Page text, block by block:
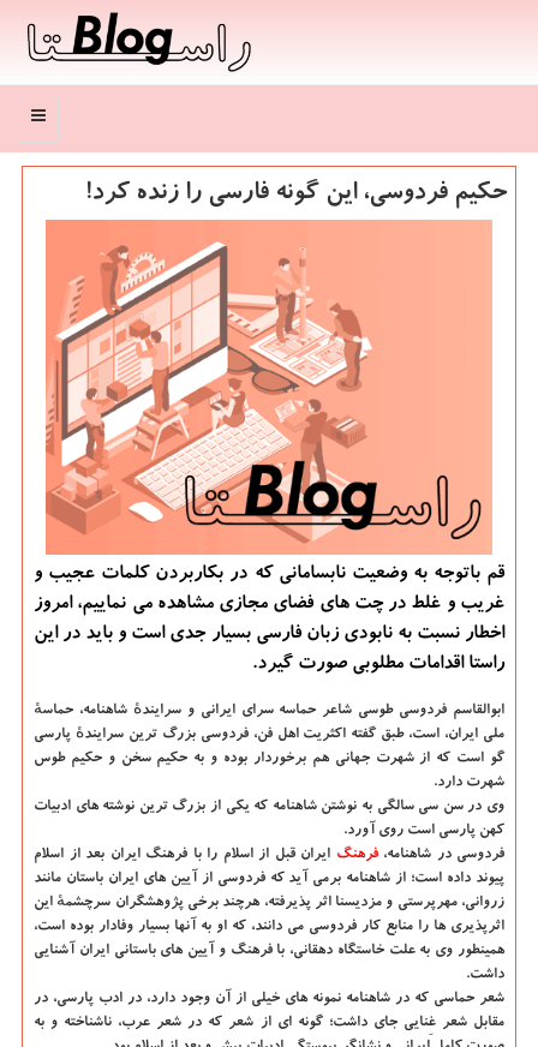
منو
حکیم فردوسی، این گونه فارسی را زنده کرد!
قم باتوجه به وضعیت نابسامانی که در بکاربردن کلمات عجیب و
غریب و غلط در چت های فضای مجازی مشاهده می نماییم، امروز
اخطار نسبت به نابودی زبان فارسی بسیار جدی است و باید در این
راستا اقدامات مطلوبی صورت گیرد.
ابوالقاسم فردوسی طوسی شاعر حماسه سرای ایرانی و سرایندهٔ شاهنامه، حماسهٔ
ملی ایران، است، طبق گفته اکثریت اهل فن، فردوسی بزرگ ترین سرایندهٔ پارسی
گو است که از شهرت جهانی هم برخوردار بوده و به حکیم سخن و حکیم طوس
شهرت دارد.
وی در سن سی سالگی به نوشتن شاهنامه که یکی از بزرگ ترین نوشته های ادبیات
کهن پارسی است روی آورد.
فردوسی در شاهنامه،فرهنگ ایران قبل از اسلام را با فرهنگ ایران بعد از اسلام
پیوند داده است؛ از شاهنامه برمی آید که فردوسی از آیین های ایران باستان مانند
زروانی، مهرپرستی و مزدیسنا اثر پذیرفته، هرچند برخی پژوهشگران سرچشمهٔ این
اثرپذیری ها را منابع کار فردوسی می دانند، که او به آنها بسیار وفادار بوده است،
همینطور وی به علت خاستگاه دهقانی، با فرهنگ و آیین های باستانی ایران آشنایی
داشت.
شعر حماسی که در شاهنامه نمونه های خیلی از آن وجود دارد، در ادب پارسی، در
مقابل شعر غِنایی جای داشت؛ گونه ای از شعر که در شعر عرب، ناشناخته و به